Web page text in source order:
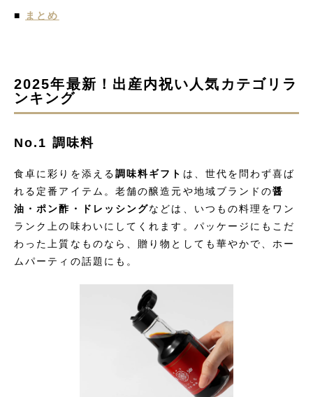
■ まとめ
2025年最新！出産内祝い人気カテゴリラ
ンキング
No.1 調味料
食卓に彩りを添える調味料ギフト は、世代を問わず喜ば
れる定番アイテム。老舗の醸造元や地域ブランドの醤
油・ポン酢・ドレッシングなどは、いつもの料理をワン
ランク上の味わいにしてくれます。パッケージにもこだ
わった上質なものなら、贈り物としても華やかで、ホー
ムパーティの話題にも。